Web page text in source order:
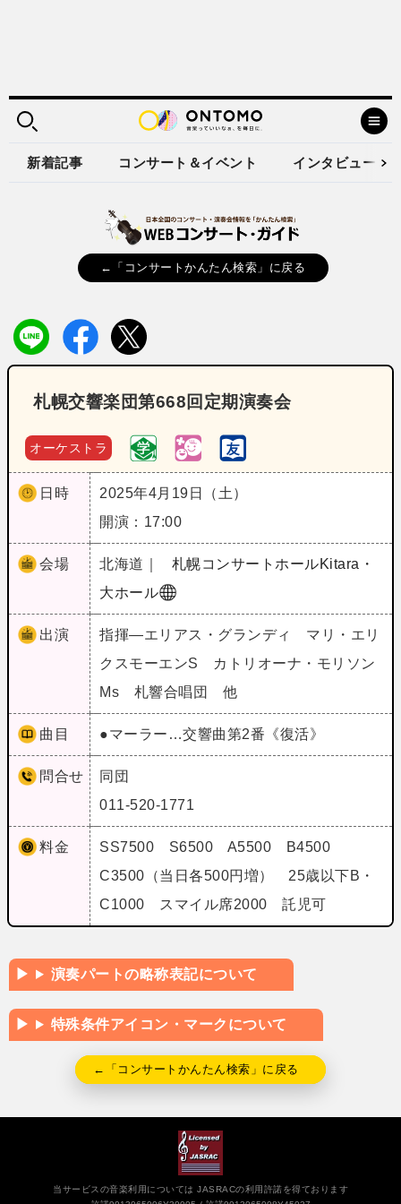
新着記事 コンサート＆イベント インタビュー
←「コンサートかんたん検索」に戻る
札幌交響楽団第668回定期演奏会
オーケストラ
日時
2025年4月19日（土）
開演：17:00
会場 北海道｜
札幌コンサートホールKitara・
大ホール
出演
指揮―エリアス・グランディ マリ・エリ
クスモーエンS カトリオーナ・モリソン
Ms 札響合唱団 他
曲目 ●マーラー…交響曲第2番《復活》
問合せ
同団
011-520-1771
料金
SS7500 S6500 A5500 B4500
C3500（当日各500円増） 25歳以下B・
C1000 スマイル席2000 託児可
演奏パートの略称表記について
特殊条件アイコン・マークについて
←「コンサートかんたん検索」に戻る
当サービスの音楽利用については JASRACの利用許諾を得ております